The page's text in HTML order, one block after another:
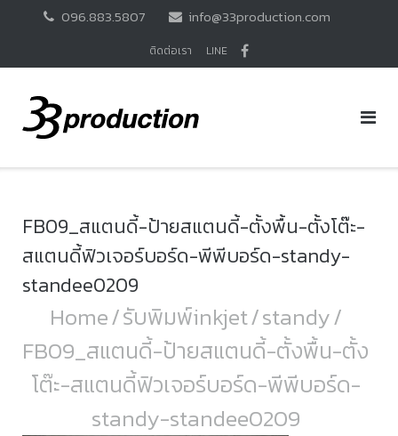
096.883.5807 info@33production.com
ติดต่อเรา LINE
FB09_สแตนดี้-ป้ายสแตนดี้-ตั้งพื้น-ตั้งโต๊ะ-
สแตนดี้ฟิวเจอร์บอร์ด-พีพีบอร์ด-standy-
standee0209
Home/รับพิมพ์inkjet/standy/
FB09_สแตนดี้-ป้ายสแตนดี้-ตั้งพื้น-ตั้ง
โต๊ะ-สแตนดี้ฟิวเจอร์บอร์ด-พีพีบอร์ด-
standy-standee0209